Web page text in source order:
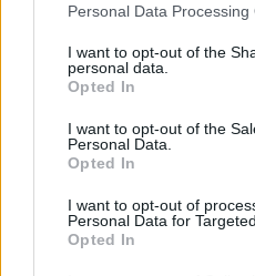
Personal Data Processing
I want to opt-out of the
personal data.
Opted In
I want to opt-out of the
Personal Data.
Opted In
I want to opt-out of
Personal Data for
Opted In
Inserisci tutte le